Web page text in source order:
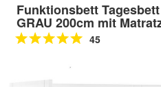
Funktionsbett
GRAU 200cm mit
45